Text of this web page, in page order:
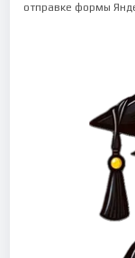
отправке формы